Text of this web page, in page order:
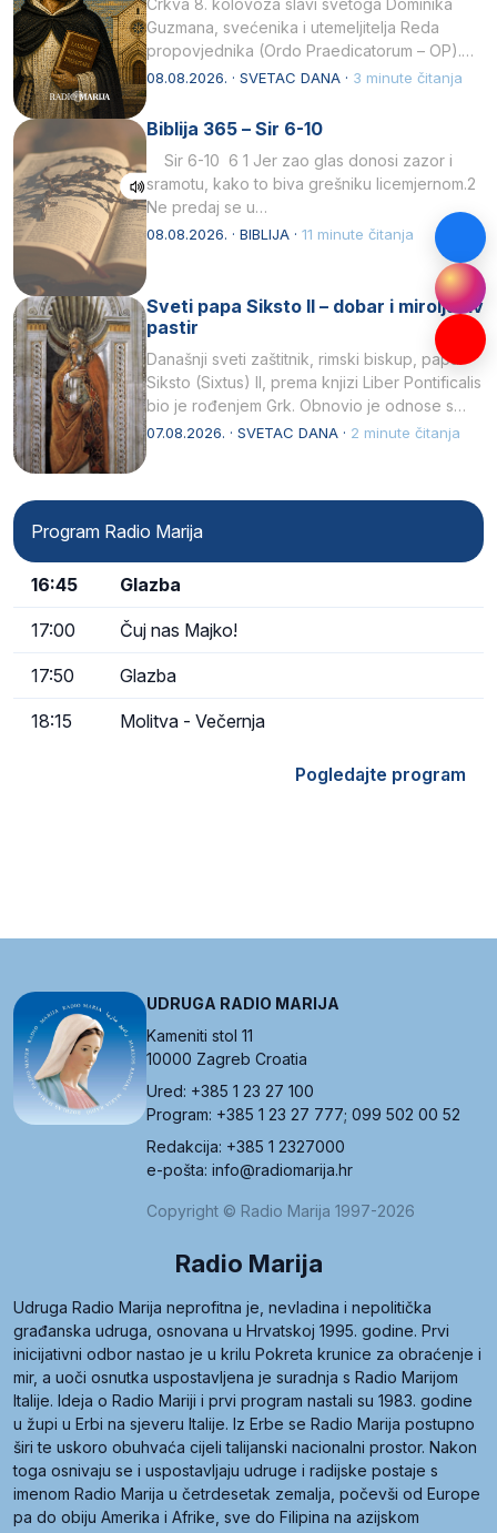
Guzmana, svećenika i utemeljitelja Reda
propovjednika (Ordo Praedicatorum – OP).
Svojim životom, dubokom ljubavlju prema
08.08.2026. · SVETAC DANA · 3 minute čitanja
Biblija 365 – Sir 6-10
Sir 6-10 6 1 Jer zao glas donosi zazor i
sramotu, kako to biva grešniku licemjernom.2
Ne predaj se u…
08.08.2026. · BIBLIJA · 11 minute čitanja
Sveti papa Siksto II – dobar i miroljubiv
pastir
Današnji sveti zaštitnik, rimski biskup, papa
Siksto (Sixtus) II, prema knjizi Liber Pontificalis
bio je rođenjem Grk. Obnovio je odnose s
afričkim…
07.08.2026. · SVETAC DANA · 2 minute čitanja
Program Radio Marija
16:45 Glazba
17:00 Čuj nas Majko!
17:50 Glazba
18:15 Molitva - Večernja
Pogledajte program
UDRUGA RADIO MARIJA
Kameniti stol 11
10000 Zagreb Croatia
Ured: +385 1 23 27 100
Program: +385 1 23 27 777; 099 502 00 52
Redakcija: +385 1 2327000
e-pošta: info@radiomarija.hr
Copyright © Radio Marija 1997-2026
Radio Marija
Udruga Radio Marija neprofitna je, nevladina i nepolitička
građanska udruga, osnovana u Hrvatskoj 1995. godine. Prvi
inicijativni odbor nastao je u krilu Pokreta krunice za obraćenje i
mir, a uoči osnutka uspostavljena je suradnja s Radio Marijom
Italije. Ideja o Radio Mariji i prvi program nastali su 1983. godine
u župi u Erbi na sjeveru Italije. Iz Erbe se Radio Marija postupno
širi te uskoro obuhvaća cijeli talijanski nacionalni prostor. Nakon
toga osnivaju se i uspostavljaju udruge i radijske postaje s
imenom Radio Marija u četrdesetak zemalja, počevši od Europe
pa do obiju Amerika i Afrike, sve do Filipina na azijskom